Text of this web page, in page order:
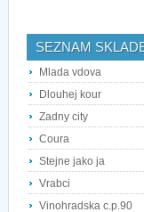
SEZNAM
Mlada vdova
Dlouhej kour
Zadny city
Coura
Stejne jako ja
Vrabci
Vinohradska c.p.90